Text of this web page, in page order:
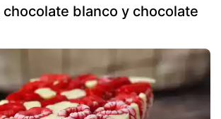
blanco y chocolate